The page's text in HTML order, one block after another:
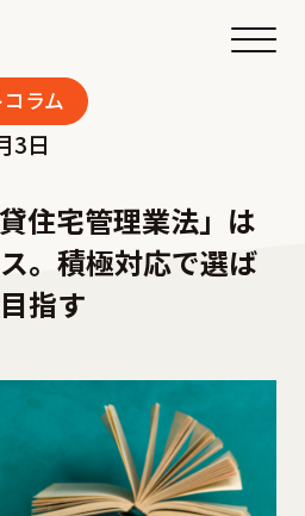
メニ
ラム
3日
住宅管理業法」は
。積極対応で選ば
指す